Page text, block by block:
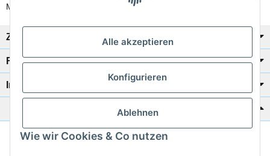
Alle akzeptieren
Konfigurieren
Ablehnen
Wie wir Cookies & Co nutzen
Mo-Fr: 8:00 Uhr - 17:00 Uhr
Zahlung/Versand
Rechtliches
Informationen
Katalog zur Hand?
Zur Schnellbestellung